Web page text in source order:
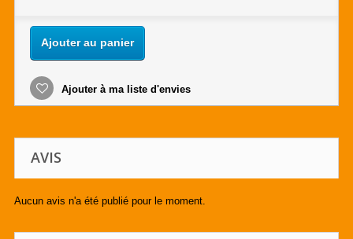
Ajouter au panier
Ajouter à ma liste d'envies
AVIS
Aucun avis n'a été publié pour le moment.